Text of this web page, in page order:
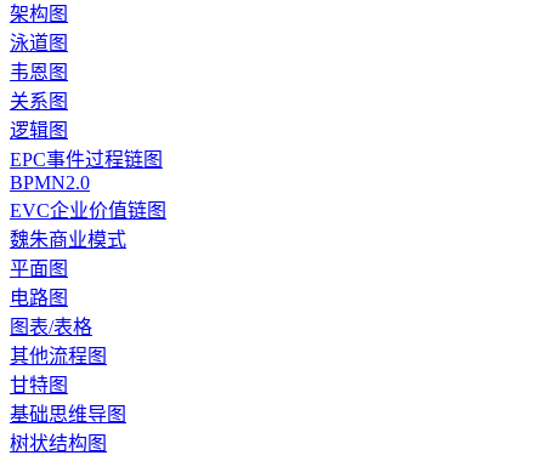
架构图
泳道图
韦恩图
关系图
逻辑图
EPC事件过程链图
BPMN2.0
EVC企业价值链图
魏朱商业模式
平面图
电路图
图表/表格
其他流程图
甘特图
基础思维导图
树状结构图